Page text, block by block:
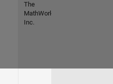
The
MathWorks,
Inc.